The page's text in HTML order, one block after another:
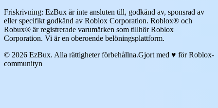
Friskrivning: EzBux är inte ansluten till, godkänd av, sponsrad av
eller specifikt godkänd av Roblox Corporation. Roblox® och
Robux® är registrerade varumärken som tillhör Roblox
Corporation. Vi är en oberoende belöningsplattform.
© 2026 EzBux. Alla rättigheter förbehållna.Gjort med ♥ för Roblox-
communityn